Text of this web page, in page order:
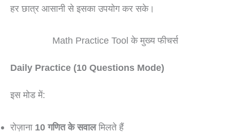
हर छात्र आसानी से इसका उपयोग कर सके।
Math Practice Tool के मुख्य फीचर्स
Daily Practice (10 Questions Mode)
इस मोड में:
रोज़ाना 10 गणित के सवालमिलते हैं